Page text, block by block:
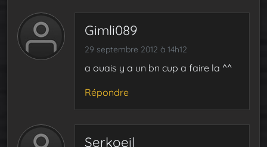
Gimli089
29 septembre 2012 à 14h12
a ouais y a un bn cup a faire la ^^
Répondre
Serkoeil